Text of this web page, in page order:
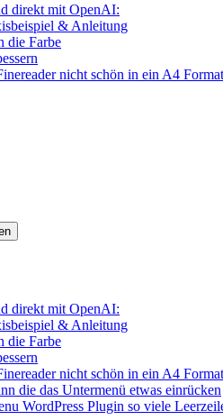
direkt mit OpenAI:
& Anleitung
die Farbe
nicht schön in ein A4
direkt mit OpenAI:
& Anleitung
die Farbe
nicht schön in ein A4
die das Untermenü etwas einrücken
WordPress Plugin so viele